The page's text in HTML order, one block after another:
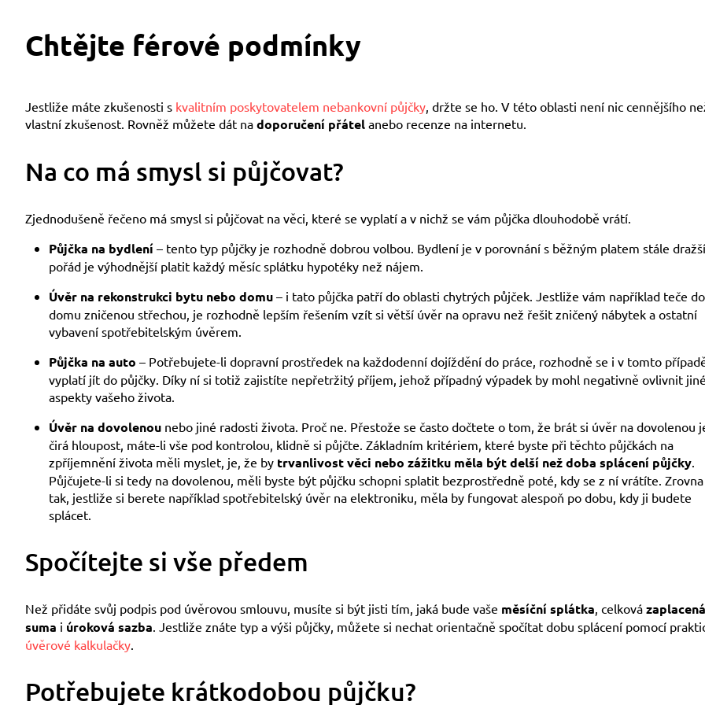
Chtějte férové podmínky
Jestliže máte zkušenosti s kvalitním poskytovatelem nebankovní půjčky, držte se ho. V této oblasti není nic cennějšího
vlastní zkušenost. Rovněž můžete dát na doporučení přátel anebo recenze na internetu.
Na co má smysl si půjčovat?
Zjednodušeně řečeno má smysl si půjčovat na věci, které se vyplatí a v nichž se vám půjčka dlouhodobě vrátí.
Půjčka na bydlení – tento typ půjčky je rozhodně dobrou volbou. Bydlení je v porovnání s běžným platem stále
pořád je výhodnější platit každý měsíc splátku hypotéky než nájem.
Úvěr na rekonstrukci bytu nebo domu – i tato půjčka patří do oblasti chytrých půjček. Jestliže vám například teče do
domu zničenou střechou, je rozhodně lepším řešením vzít si větší úvěr na opravu než řešit zničený nábytek a ostatní
vybavení spotřebitelským úvěrem.
Půjčka na auto – Potřebujete-li dopravní prostředek na každodenní dojíždění do práce, rozhodně se i v tomto
vyplatí jít do půjčky. Díky ní si totiž zajistíte nepřetržitý příjem, jehož případný výpadek by mohl negativně ovlivnit
aspekty vašeho života.
Úvěr na dovolenou nebo jiné radosti života. Proč ne. Přestože se často dočtete o tom, že brát si úvěr na dovolenou
čirá hloupost, máte-li vše pod kontrolou, klidně si půjčte. Základním kritériem, které byste při těchto půjčkách na
zpříjemnění života měli myslet, je, že by trvanlivost věci nebo zážitku měla být delší než doba splácení půjčky.
Půjčujete-li si tedy na dovolenou, měli byste být půjčku schopni splatit bezprostředně poté, kdy se z ní vrátíte. Zrovna
tak, jestliže si berete například spotřebitelský úvěr na elektroniku, měla by fungovat alespoň po dobu, kdy ji budete
splácet.
Spočítejte si vše předem
Než přidáte svůj podpis pod úvěrovou smlouvu, musíte si být jisti tím, jaká bude vaše měsíční splátka, celková zaplacená
suma i úroková sazba. Jestliže znáte typ a výši půjčky, můžete si nechat orientačně spočítat dobu splácení pomocí
úvěrové kalkulačky.
Potřebujete krátkodobou půjčku?